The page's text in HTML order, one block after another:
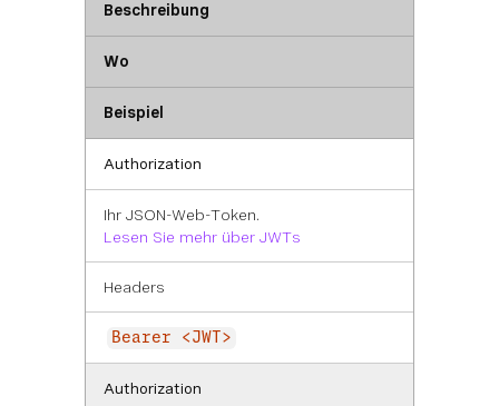
Beschreibung
Wo
Beispiel
Authorization
Ihr JSON-Web-Token.
Lesen Sie mehr über JWTs
Headers
Bearer <JWT>
Authorization